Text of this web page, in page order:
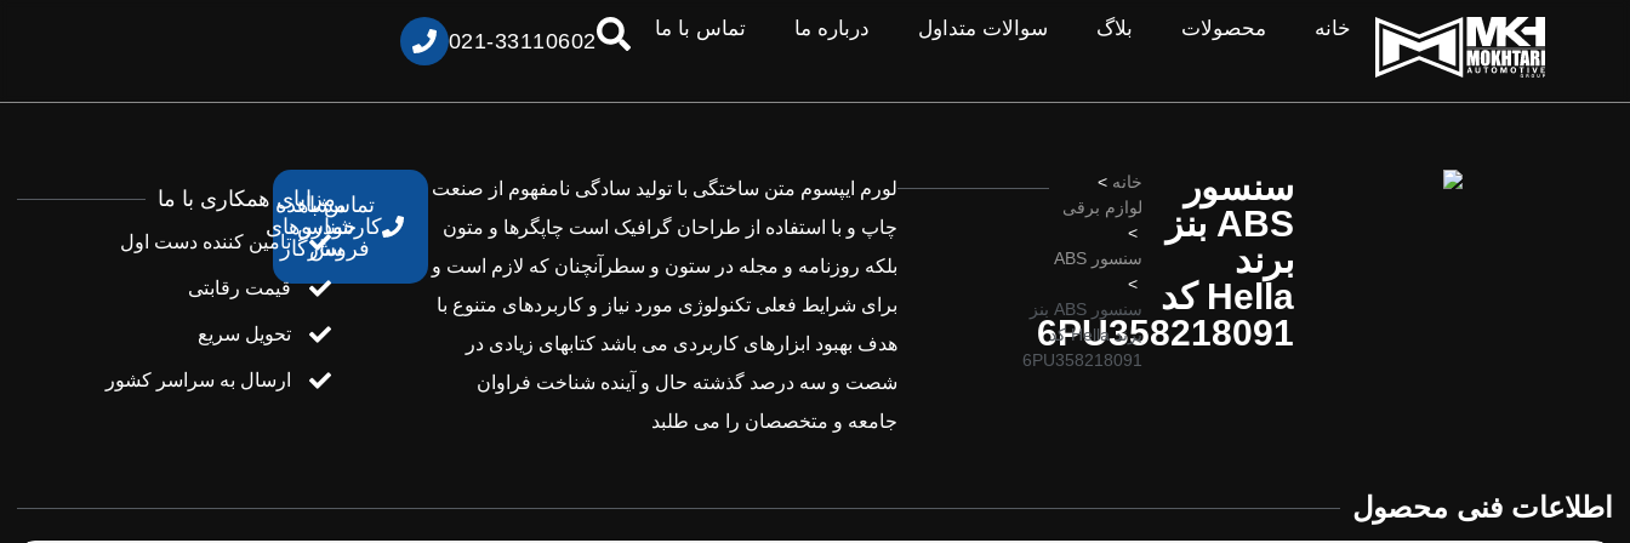
خانه محصولات بلاگ سوالات متداول درباره ما تماس با ما 021-33110602
سنسور
ABS بنز
برند
Hella کد
6PU358218091
خانه >
لوازم برقی
>
سنسور ABS
>
سنسور ABS بنز
برند Hella کد
6PU358218091
لورم ایپسوم متن ساختگی با تولید سادگی نامفهوم از صنعت
چاپ و با استفاده از طراحان گرافیک است چاپگرها و متون
بلکه روزنامه و مجله در ستون و سطرآنچنان که لازم است و
برای شرایط فعلی تکنولوژی مورد نیاز و کاربردهای متنوع با
هدف بهبود ابزارهای کاربردی می باشد کتابهای زیادی در
شصت و سه درصد گذشته حال و آینده شناخت فراوان
جامعه و متخصصان را می طلبد
تماس با
کارشناس
فروش
مشاهده
خودروهای
سازگار
مزایای همکاری با ما
تامین کننده دست اول
قیمت رقابتی
تحویل سریع
ارسال به سراسر کشور
اطلاعات فنی محصول